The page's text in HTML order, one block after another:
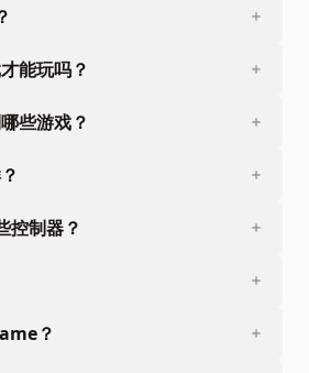
能玩吗？
些游戏？
制器？
？